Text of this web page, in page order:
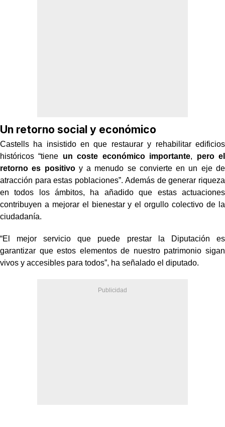
Un retorno social y económico
Castells ha insistido en que restaurar y rehabilitar edificios
históricos “tiene un coste económico importante, pero el
retorno es positivoy a menudo se convierte en un eje de
atracción para estas poblaciones”. Además de generar riqueza
en todos los ámbitos, ha añadido que estas actuaciones
contribuyen a mejorar el bienestar y el orgullo colectivo de la
ciudadanía.
“El mejor servicio que puede prestar la Diputación es
garantizar que estos elementos de nuestro patrimonio sigan
vivos y accesibles para todos”, ha señalado el diputado.